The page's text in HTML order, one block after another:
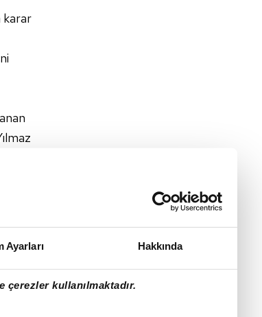
Ayarları Hakkında
kullanılmaktadır.
karar